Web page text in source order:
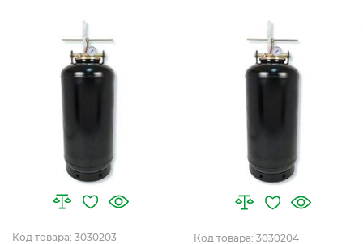
Код товара: 3030203
Код товара: 3030204